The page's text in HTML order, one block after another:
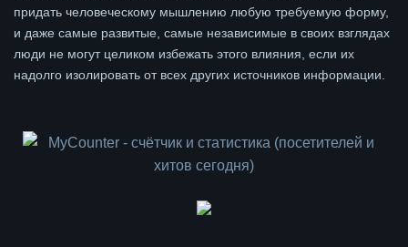
придать человеческому мышлению любую требуемую форму,
и даже самые развитые, самые независимые в своих взглядах
люди не могут целиком избежать этого влияния, если их
надолго изолировать от всех других источников информации.